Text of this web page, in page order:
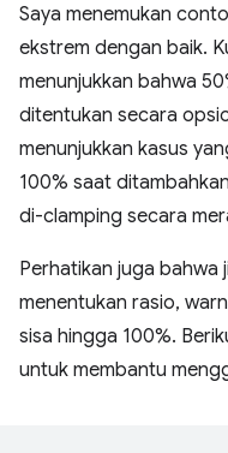
Saya menemukan
ekstrem dengan baik.
menunjukkan bahwa
ditentukan secara
menunjukkan kasus
100% saat
di-clamping secara
Perhatikan juga bahwa
menentukan rasio,
sisa hingga 100%.
untuk membantu